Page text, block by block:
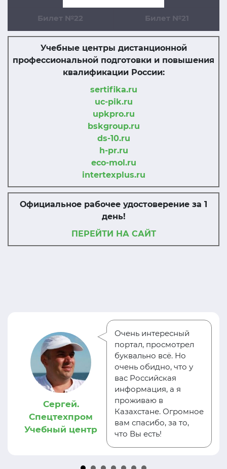
Билет №22 Билет №21
Учебные центры дистанционной
профессиональной подготовки и повышения
квалификации России:
sertifika.ru
uc-pik.ru
upkpro.ru
bskgroup.ru
ds-10.ru
h-pr.ru
eco-mol.ru
intertexplus.ru
Официальное рабочее удостоверение за 1
день!
ПЕРЕЙТИ НА САЙТ
Сергей.
Спецтехпром
Учебный центр
Очень интересный
портал, просмотрел
буквально всё. Но
очень обидно, что у
вас Российская
информация, а я
проживаю в
Казахстане. Огромное
вам спасибо, за то,
что Вы есть!